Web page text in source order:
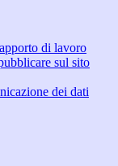
di lavoro
sul sito
dei dati